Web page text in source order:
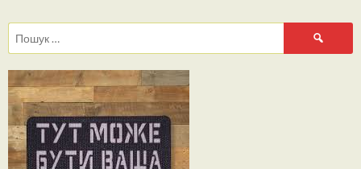
Пошук: